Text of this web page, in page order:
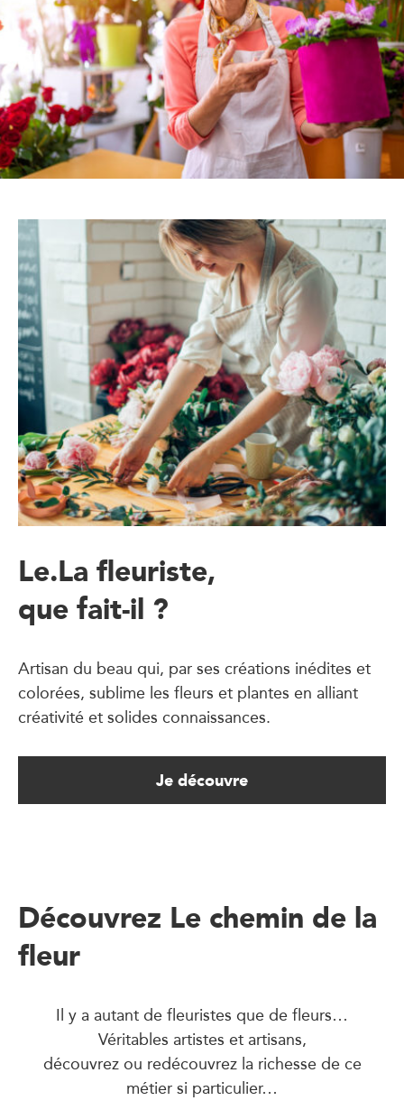
Le.La fleuriste,
que fait-il ?
Artisan du beau qui, par ses créations inédites et
colorées, sublime les fleurs et plantes en alliant
créativité et solides connaissances.
Je découvre
Découvrez Le chemin de la
fleur
Il y a autant de fleuristes que de fleurs…
Véritables artistes et artisans,
découvrez ou redécouvrez la richesse de ce
métier si particulier…